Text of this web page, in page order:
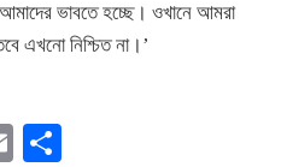
ভাবতে হচ্ছে। ওখানে আমরা
এখনো নিশ্চিত না।’
Email